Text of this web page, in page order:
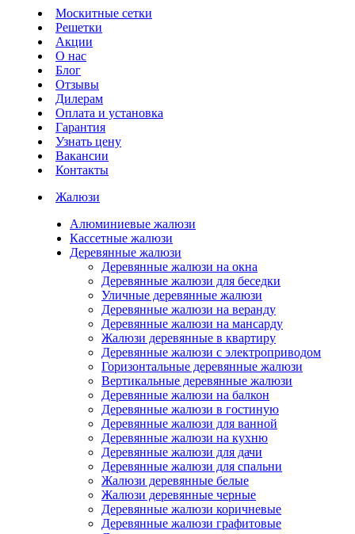
Москитные сетки
Решетки
Акции
О нас
Блог
Отзывы
Дилерам
Оплата и установка
Гарантия
Узнать цену
Вакансии
Контакты
Жалюзи
Алюминиевые жалюзи
Кассетные жалюзи
Деревянные жалюзи
Деревянные жалюзи на окна
Деревянные жалюзи для беседки
Уличные деревянные жалюзи
Деревянные жалюзи на веранду
Деревянные жалюзи на мансарду
Жалюзи деревянные в квартиру
Деревянные жалюзи с электроприводом
Горизонтальные деревянные жалюзи
Вертикальные деревянные жалюзи
Деревянные жалюзи на балкон
Деревянные жалюзи в гостиную
Деревянные жалюзи для ванной
Деревянные жалюзи на кухню
Деревянные жалюзи для дачи
Деревянные жалюзи для спальни
Жалюзи деревянные белые
Жалюзи деревянные черные
Деревянные жалюзи коричневые
Деревянные жалюзи графитовые